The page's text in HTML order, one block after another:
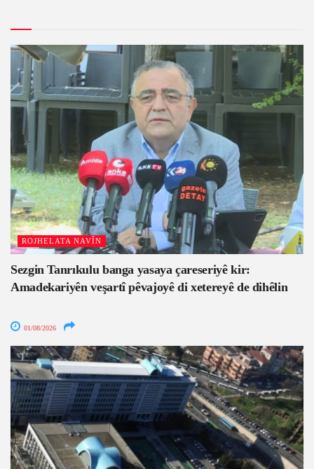
ROJHELATA NAVÎN
Sezgin Tanrıkulu banga yasaya çareseriyê kir:
Amadekariyên veşartî pêvajoyê di xetereyê de dihêlin
01/08/2026